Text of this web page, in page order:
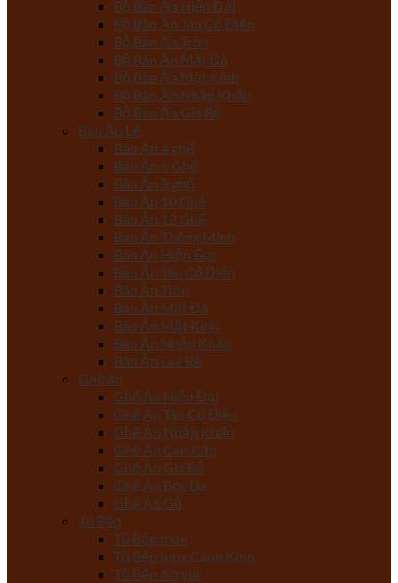
Bộ Bàn Ăn Hiện Đại
Bộ Bàn Ăn Tân Cổ Điển
Bộ Bàn Ăn Tròn
Bộ Bàn Ăn Mặt Đá
Bộ Bàn Ăn Mặt Kính
Bộ Bàn Ăn Nhập Khẩu
Bộ Bàn Ăn Giá Rẻ
Bàn Ăn Lẻ
Bàn Ăn 4 ghế
Bàn Ăn 6 Ghế
Bàn Ăn 8 ghế
Bàn Ăn 10 Ghế
Bàn Ăn 12 Ghế
Bàn Ăn Thông Minh
Bàn Ăn Hiện Đại
Bàn Ăn Tân Cổ Điển
Bàn Ăn Tròn
Bàn Ăn Mặt Đá
Bàn Ăn Mặt Kính
Bàn Ăn Nhập Khẩu
Bàn Ăn Giá Rẻ
Ghế ăn
Ghế Ăn Hiện Đại
Ghế Ăn Tân Cổ Điển
Ghế Ăn Nhập Khẩu
Ghế Ăn Cao Cấp
Ghế Ăn Giá Rẻ
Ghế Ăn Bọc Da
Ghế Ăn Gỗ
Tủ Bếp
Tủ Bếp Inox
Tủ Bếp Inox Cánh Kính
Tủ Bếp Acrylic